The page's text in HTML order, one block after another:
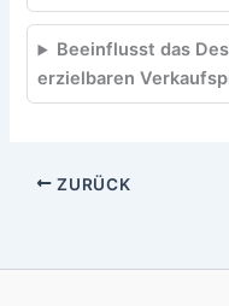
Beeinflusst das
erzielbaren
ZURÜCK